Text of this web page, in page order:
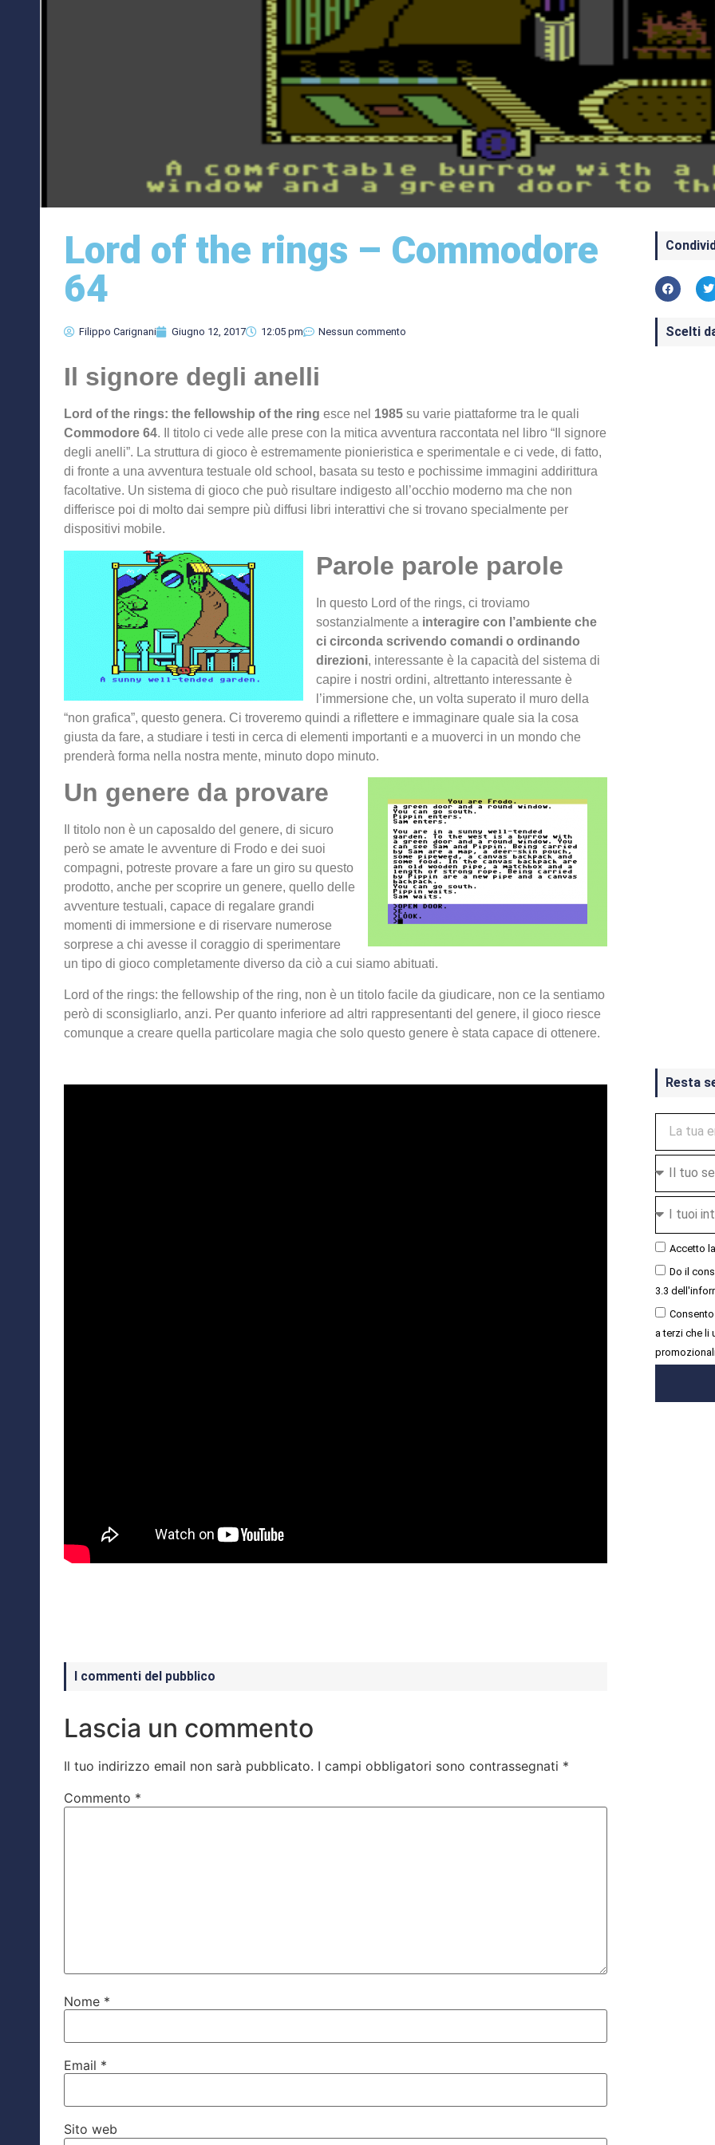
Lord of the rings – Commodore
64
Filippo Carignani Giugno 12, 2017 12:05 pm Nessun commento
Il signore degli anelli
Lord of the rings: the fellowship of the ring esce nel 1985 su varie piattaforme tra le quali
Commodore 64. Il titolo ci vede alle prese con la mitica avventura raccontata nel libro “Il signore
degli anelli”. La struttura di gioco è estremamente pionieristica e sperimentale e ci vede, di fatto,
di fronte a una avventura testuale old school, basata su testo e pochissime immagini addirittura
facoltative. Un sistema di gioco che può risultare indigesto all’occhio moderno ma che non
differisce poi di molto dai sempre più diffusi libri interattivi che si trovano specialmente per
dispositivi mobile.
Parole parole parole
In questo Lord of the rings, ci troviamo
sostanzialmente a interagire con l’ambiente che
ci circonda scrivendo comandi o ordinando
direzioni, interessante è la capacità del sistema di
capire i nostri ordini, altrettanto interessante è
l’immersione che, un volta superato il muro della
“non grafica”, questo genera. Ci troveremo quindi a riflettere e immaginare quale sia la cosa
giusta da fare, a studiare i testi in cerca di elementi importanti e a muoverci in un mondo che
prenderà forma nella nostra mente, minuto dopo minuto.
Un genere da provare
Il titolo non è un caposaldo del genere, di sicuro
però se amate le avventure di Frodo e dei suoi
compagni, potreste provare a fare un giro su questo
prodotto, anche per scoprire un genere, quello delle
avventure testuali, capace di regalare grandi
momenti di immersione e di riservare numerose
sorprese a chi avesse il coraggio di sperimentare
un tipo di gioco completamente diverso da ciò a cui siamo abituati.
Lord of the rings: the fellowship of the ring, non è un titolo facile da giudicare, non ce la sentiamo
però di sconsigliarlo, anzi. Per quanto inferiore ad altri rappresentanti del genere, il gioco riesce
comunque a creare quella particolare magia che solo questo genere è stata capace di ottenere.
I commenti del pubblico
Lascia un commento
Il tuo indirizzo email non sarà pubblicato. I campi obbligatori sono contrassegnati *
Commento *
Nome *
Email *
Sito web
Scelti
Resta
Accetto la
Do il
3.3
a terzi che li